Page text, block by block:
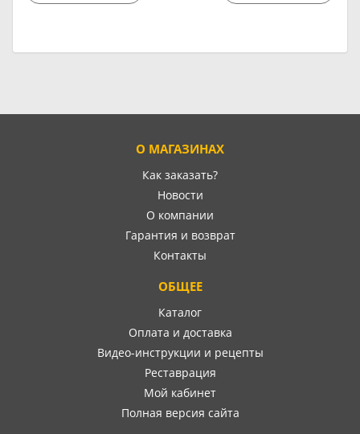
О МАГАЗИНАХ
Как заказать?
Новости
О компании
Гарантия и возврат
Контакты
ОБЩЕЕ
Каталог
Оплата и доставка
Видео-инструкции и рецепты
Реставрация
Мой кабинет
Полная версия сайта